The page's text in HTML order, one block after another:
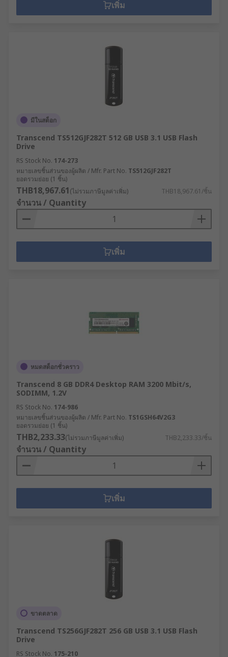
เพิ่ม
มีในสต็อก
Transcend TS512GJF282T 512 GB USB 3.1 USB Flash
Drive
RS Stock No. 174-273
หมายเลขชิ้นส่วนของผู้ผลิต / Mfr. Part No. TS512GJF282T
ยอดรวมย่อย (1 ชิ้น)
THB18,967.61(ไม่รวมภาษีมูลค่าเพิ่ม) THB18,967.61/ชิ้น
จำนวน / Quantity
เพิ่ม
หมดสต็อกชั่วคราว
Transcend 8 GB DDR4 Desktop RAM 3200 Mbit/s,
SODIMM, 1.2V
RS Stock No. 174-986
หมายเลขชิ้นส่วนของผู้ผลิต / Mfr. Part No. TS1GSH64V2G3
ยอดรวมย่อย (1 ชิ้น)
THB2,233.33(ไม่รวมภาษีมูลค่าเพิ่ม) THB2,233.33/ชิ้น
จำนวน / Quantity
เพิ่ม
ขาดตลาด
Transcend TS256GJF282T 256 GB USB 3.1 USB Flash
Drive
RS Stock No. 175-210